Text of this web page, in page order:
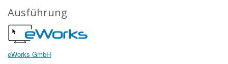
Ausführung
eWorks GmbH